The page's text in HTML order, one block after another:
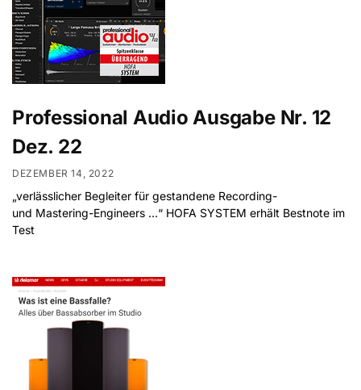
Professional Audio Ausgabe Nr. 12
Dez. 22
DEZEMBER 14, 2022
„verlässlicher Begleiter für gestandene Recording-
und Mastering-Engineers …“ HOFA SYSTEM erhält Bestnote im
Test